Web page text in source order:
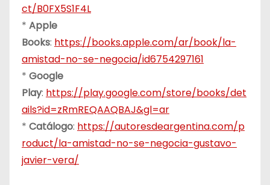
ct/B0FX5S1F4L
* Apple
Books: https://books.apple.com/ar/book/la-
amistad-no-se-negocia/id6754297161
* Google
Play: https://play.google.com/store/books/det
ails?id=zRmREQAAQBAJ&gl=ar
* Catálogo: https://autoresdeargentina.com/p
roduct/la-amistad-no-se-negocia-gustavo-
javier-vera/